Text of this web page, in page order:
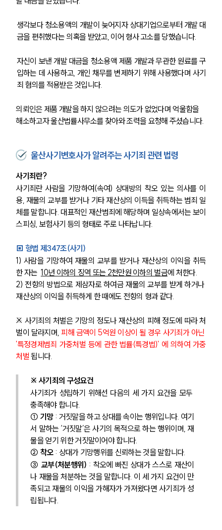
생각보다 청소용액의 개발이 늦어지자 상대기업으로부터 개발 대
금을 편취했다는 의혹을 받았고, 이어 형사 고소를 당했습니다.
자신이 보낸 개발 대금을 청소용액 제품 개발과 무관한 원료를 구
입하는 데 사용하고, 개인 채무를 변제하기 위해 사용했다며 사기
죄 혐의를 적용받은 것입니다.
의뢰인은 제품 개발을 하지 않으려는 의도가 없었다며 억울함을
해소하고자 울산법률사무소를 찾아와 조력을 요청해 주셨습니다.
울산사기변호사가 알려주는 사기죄 관련 법령
사기죄란?
사기죄란 사람을 기망하여(속여) 상대방의 착오 있는 의사를 이
용, 재물의 교부를 받거나 기타 재산상의 이득을 취득하는 범죄 일
체를 말합니다. 대표적인 재산범죄에 해당하며 일상속에서는 보이
스피싱, 보험사기 등의 형태로 주로 나타납니다.
▣ 형법 제347조(사기)
1) 사람을 기망하여 재물의 교부를 받거나 재산상의 이익을 취득
한 자는 10년 이하의 징역 또는 2천만원 이하의 벌금에 처한다.
2) 전향의 방법으로 제삼자로 하여금 재물의 교부를 받게 하거나
재산상의 이익을 취득하게 한 때에도 전향의 형과 같다.
※ 사기죄의 처벌은 기망의 정도나 재산상의 피해 정도에 따라 처
벌이 달라지며, 피해 금액이 5억원 이상이 될 경우 사기죄가 아닌
'특정경제범죄 가중처벌 등에 관한 법률(특경법)' 에 의하여 가중
처벌 됩니다.
※ 사기죄의 구성요건
사기죄가 성립하기 위해선 다음의 세 가지 요건을 모두
충족해야 합니다.
① 기망 : 거짓말을 하고 상대를 속이는 행위입니다. 여기
서 말하는 ‘거짓말’은 사기의 목적으로 하는 행위이며, 재
물을 얻기 위한 거짓말이어야 합니다.
② 착오 : 상대가 기망행위를 신뢰하는 것을 말합니다.
③ 교부(처분행위) : 착오에 빠진 상대가 스스로 재산이
나 재물을 처분하는 것을 말합니다. 이 세 가지 요건이 만
족되고 재물의 이익을 가해자가 가져왔다면 사기죄가 성
립됩니다.